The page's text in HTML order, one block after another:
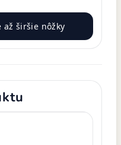
až širšie nôžky